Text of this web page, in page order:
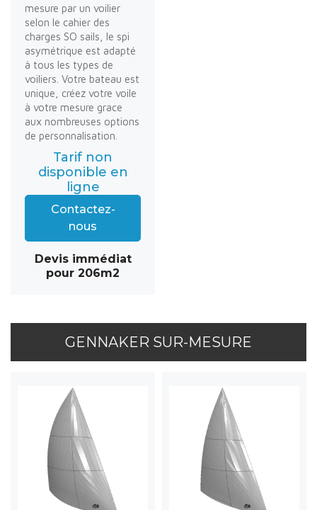
mesure par un voilier
selon le cahier des
charges SO sails, le spi
asymétrique est adapté
à tous les types de
voiliers. Votre bateau est
unique, créez votre voile
à votre mesure grace
aux nombreuses options
de personnalisation.
Tarif non
disponible en
ligne
Contactez-
nous
Devis immédiat
pour 206m2
GENNAKER SUR-MESURE